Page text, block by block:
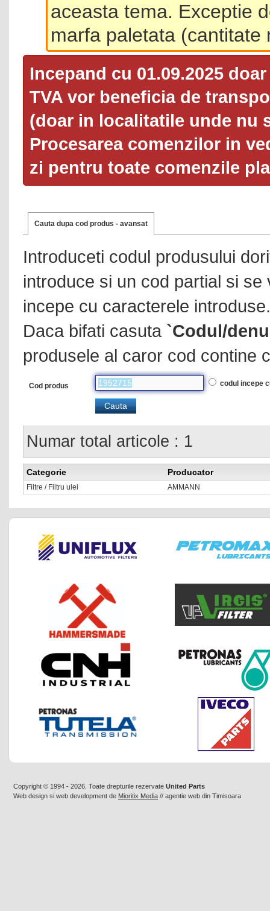
aceasta tema. Exceptie
marfa paletata (cantitate
Incepand cu 01.09.2025
TVA vor beneficia de
(doar in localitatile unde nu
Procesarea comenzilor in
zi pentru toate comenzile
Cauta dupa cod produs - avansat
Introduceti codul produsului
introduce si un cod partial si
incepe cu caracterele introduse.
Daca bifati casuta `Codul/
produsele al caror cod contine
Cod produs codul incepe
Numar total articole : 1
Categorie Producator
Filtre / Filtru ulei AMMANN
Copyright © 1994 - 2026. Toate drepturile rezervate United Parts
Web design si web development de Mioritix Media // agentie web din Timisoara